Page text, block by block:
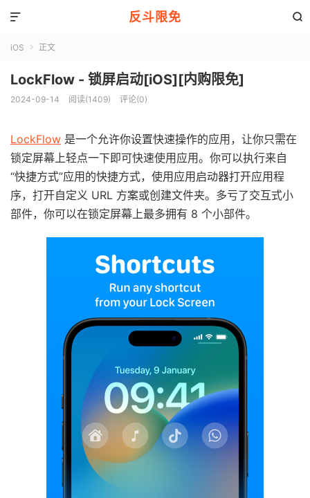
反斗限免 

iOS  正文
LockFlow - 锁屏启动[iOS][内购限免]
2024-09-14 阅读(1409) 评论(0)
LockFlow 是一个允许你设置快速操作的应用，让你只需在
锁定屏幕上轻点一下即可快速使用应用。你可以执行来自
“快捷方式”应用的快捷方式，使用应用启动器打开应用程
序，打开自定义 URL 方案或创建文件夹。多亏了交互式小
部件，你可以在锁定屏幕上最多拥有 8 个小部件。